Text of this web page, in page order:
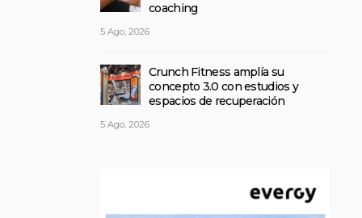
coaching
5 Ago, 2026
Crunch Fitness amplía su
concepto 3.0 con estudios y
espacios de recuperación
5 Ago, 2026